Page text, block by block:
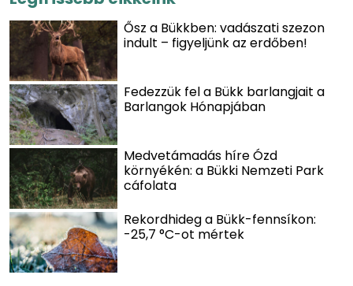
Ősz a Bükkben: vadászati szezon
indult – figyeljünk az erdőben!
Fedezzük fel a Bükk barlangjait a
Barlangok Hónapjában
Medvetámadás híre Ózd
környékén: a Bükki Nemzeti Park
cáfolata
Rekordhideg a Bükk-fennsíkon:
-25,7 °C-ot mértek